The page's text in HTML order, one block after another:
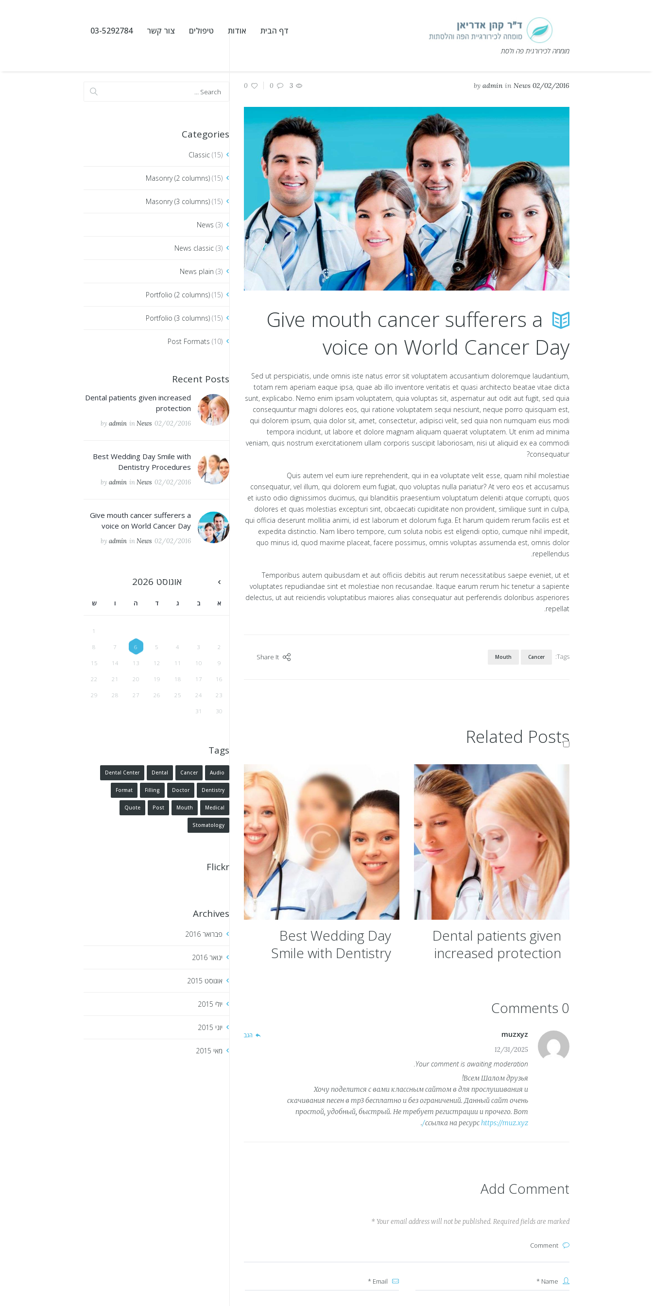
מומחה לכירורגית פה ולסת
דף הבית אודות טיפולים צור קשר 03-5292784
02/02/2016
by admin in News
3
0
0
Give mouth cancer sufferers a
voice on World Cancer Day
Sed ut perspiciatis, unde omnis iste natus error sit voluptatem accusantium doloremque laudantium,
totam rem aperiam eaque ipsa, quae ab illo inventore veritatis et quasi architecto beatae vitae dicta
sunt, explicabo. Nemo enim ipsam voluptatem, quia voluptas sit, aspernatur aut odit aut fugit, sed quia
consequuntur magni dolores eos, qui ratione voluptatem sequi nesciunt, neque porro quisquam est,
qui dolorem ipsum, quia dolor sit, amet, consectetur, adipisci velit, sed quia non numquam eius modi
tempora incidunt, ut labore et dolore magnam aliquam quaerat voluptatem. Ut enim ad minima
veniam, quis nostrum exercitationem ullam corporis suscipit laboriosam, nisi ut aliquid ex ea commodi
consequatur?
Quis autem vel eum iure reprehenderit, qui in ea voluptate velit esse, quam nihil molestiae
consequatur, vel illum, qui dolorem eum fugiat, quo voluptas nulla pariatur? At vero eos et accusamus
et iusto odio dignissimos ducimus, qui blanditiis praesentium voluptatum deleniti atque corrupti, quos
dolores et quas molestias excepturi sint, obcaecati cupiditate non provident, similique sunt in culpa,
qui officia deserunt mollitia animi, id est laborum et dolorum fuga. Et harum quidem rerum facilis est et
expedita distinctio. Nam libero tempore, cum soluta nobis est eligendi optio, cumque nihil impedit,
quo minus id, quod maxime placeat, facere possimus, omnis voluptas assumenda est, omnis dolor
repellendus.
Temporibus autem quibusdam et aut officiis debitis aut rerum necessitatibus saepe eveniet, ut et
voluptates repudiandae sint et molestiae non recusandae. Itaque earum rerum hic tenetur a sapiente
delectus, ut aut reiciendis voluptatibus maiores alias consequatur aut perferendis doloribus asperiores
repellat.
Tags:
Cancer
Mouth
Share It
Related Posts
Dental patients given
increased protection
Best Wedding Day
Smile with Dentistry
0 Comments
muzxyz
12/31/2025
Your comment is awaiting moderation.
Всем Шалом друзья!
Хочу поделится с вами классным сайтом в для прослушивания и
скачивания песен в mp3 бесплатно и без ограничений. Данный сайт очень
простой, удобный, быстрый. Не требует регистрации и прочего. Вот
ссылка на ресурсhttps://muz.xyz/
.
הגב
Add Comment
Your email address will not be published. Required fields are marked *
Categories
Classic (15)
Masonry (2 columns) (15)
Masonry (3 columns) (15)
News (3)
News classic (3)
News plain (3)
Portfolio (2 columns) (15)
Portfolio (3 columns) (15)
Post Formats (10)
Recent Posts
Dental patients given increased
protection
02/02/2016
by admin inNews
Best Wedding Day Smile with
Dentistry Procedures
02/02/2016
by admin inNews
Give mouth cancer sufferers a
voice on World Cancer Day
02/02/2016
by admin inNews
אוגוסט 2026
א ב ג ד ה ו ש
1
2
3
4
5
6
7
8
9
10
11
12
13
14
15
16
17
18
19
20
21
22
23
24
25
26
27
28
29
30
31
Tags
Audio
Cancer
Dental
Dental Center
Dentistry
Doctor
Filling
Format
Medical
Mouth
Post
Quote
Stomatology
Flickr
Archives
פברואר 2016
ינואר 2016
אוגוסט 2015
יולי 2015
יוני 2015
מאי 2015